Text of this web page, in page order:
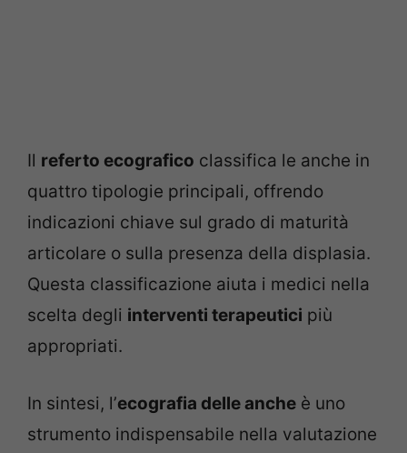
Il referto ecografico classifica le anche in
quattro tipologie principali, offrendo
indicazioni chiave sul grado di maturità
articolare o sulla presenza della displasia.
Questa classificazione aiuta i medici nella
scelta degli interventi terapeutici più
appropriati.
In sintesi, l’ecografia delle anche è uno
strumento indispensabile nella valutazione